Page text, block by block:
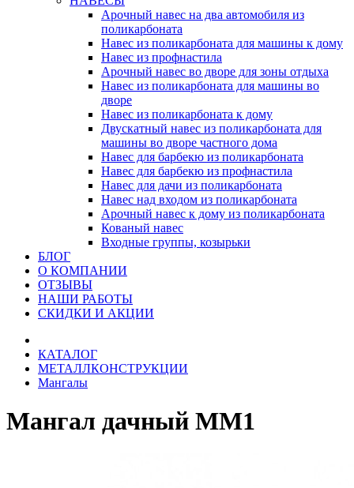
Арочный навес на два автомобиля из
поликарбоната
Навес из поликарбоната для машины к дому
Навес из профнастила
Арочный навес во дворе для зоны отдыха
Навес из поликарбоната для машины во
дворе
Навес из поликарбоната к дому
Двускатный навес из поликарбоната для
машины во дворе частного дома
Навес для барбекю из поликарбоната
Навес для барбекю из профнастила
Навес для дачи из поликарбоната
Навес над входом из поликарбоната
Арочный навес к дому из поликарбоната
Кованый навес
Входные группы, козырьки
БЛОГ
О КОМПАНИИ
ОТЗЫВЫ
НАШИ РАБОТЫ
СКИДКИ И АКЦИИ
КАТАЛОГ
МЕТАЛЛКОНСТРУКЦИИ
Мангалы
Мангал дачный ММ1